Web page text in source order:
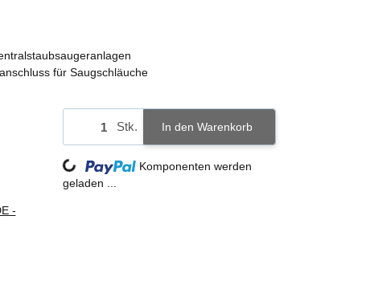
für Saugschläuche
-
Stk. In den Warenkorb
Loading...
Komponenten werden
geladen ...